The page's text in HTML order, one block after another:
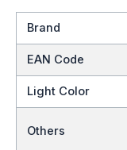
Brand
EAN Code
Light Color
Others